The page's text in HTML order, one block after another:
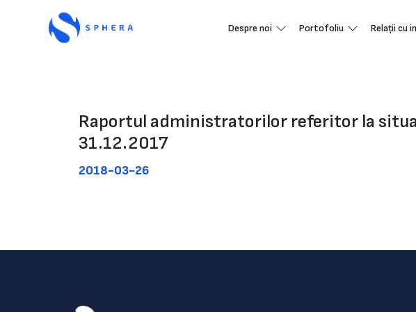
Despre noi Portofoliu Relații cu
Raportul administratorilor referitor la
31.12.2017
2018-03-26